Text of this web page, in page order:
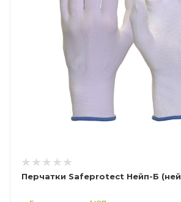
Перчатки Safeprotect Нейп-Б